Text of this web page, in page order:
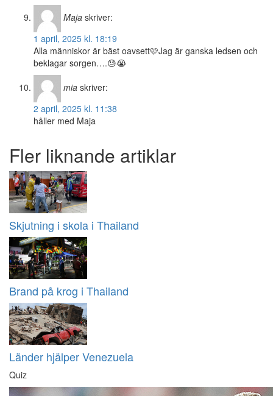
Maja skriver:
1 april, 2025 kl. 18:19
Alla människor är bäst oavsett🩷Jag är ganska ledsen och
beklagar sorgen….😓😭
mia skriver:
2 april, 2025 kl. 11:38
håller med Maja
Fler liknande artiklar
Skjutning i skola i Thailand
Brand på krog i Thailand
Länder hjälper Venezuela
Quiz